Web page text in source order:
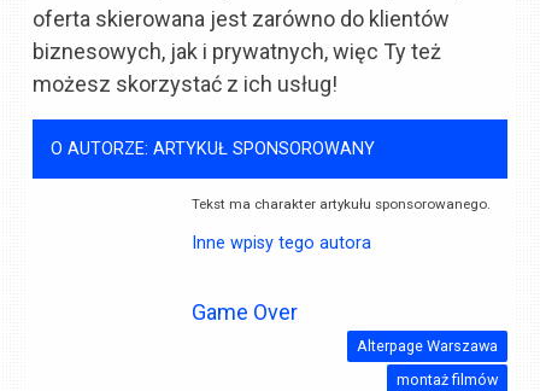
oferta skierowana jest zarówno do klientów
biznesowych, jak i prywatnych, więc Ty też
możesz skorzystać z ich usług!
O AUTORZE: ARTYKUŁ SPONSOROWANY
Tekst ma charakter artykułu sponsorowanego.
Inne wpisy tego autora
Game Over
Alterpage Warszawa
montaż filmów